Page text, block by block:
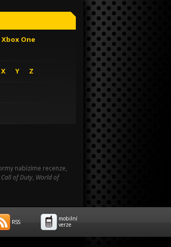
Xbox One
X Y Z
nabízíme recenze,
Call of Duty, World of
RSS
mobilní
verze